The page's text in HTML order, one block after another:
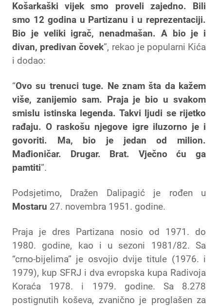
Košarkaški vijek smo proveli zajedno. Bili
smo 12 godina u Partizanu i u reprezentaciji.
Bio je veliki igrač, nenadmašan. A bio je i
divan, predivan čovek”, rekao je popularni Kića
i dodao:
“Ovo su trenuci tuge. Ne znam šta da kažem
više, zanijemio sam. Praja je bio u svakom
smislu istinska legenda. Takvi ljudi se rijetko
rađaju. O raskošu njegove igre iluzorno je i
govoriti. Ma, bio je jedan od milion.
Mađioničar. Drugar. Brat. Vječno ću ga
pamtiti”.
Podsjetimo, Dražen Dalipagić je rođen u
Mostaru 27. novembra 1951. godine.
Praja je dres Partizana nosio od 1971. do
1980. godine, kao i u sezoni 1981/82. Sa
“crno-bijelima” je osvojio dvije titule (1976. i
1979), kup SFRJ i dva evropska kupa Radivoja
Koraća 1978. i 1979. godine. Sa 8.278
postignutih koševa, zvanično je proglašen za